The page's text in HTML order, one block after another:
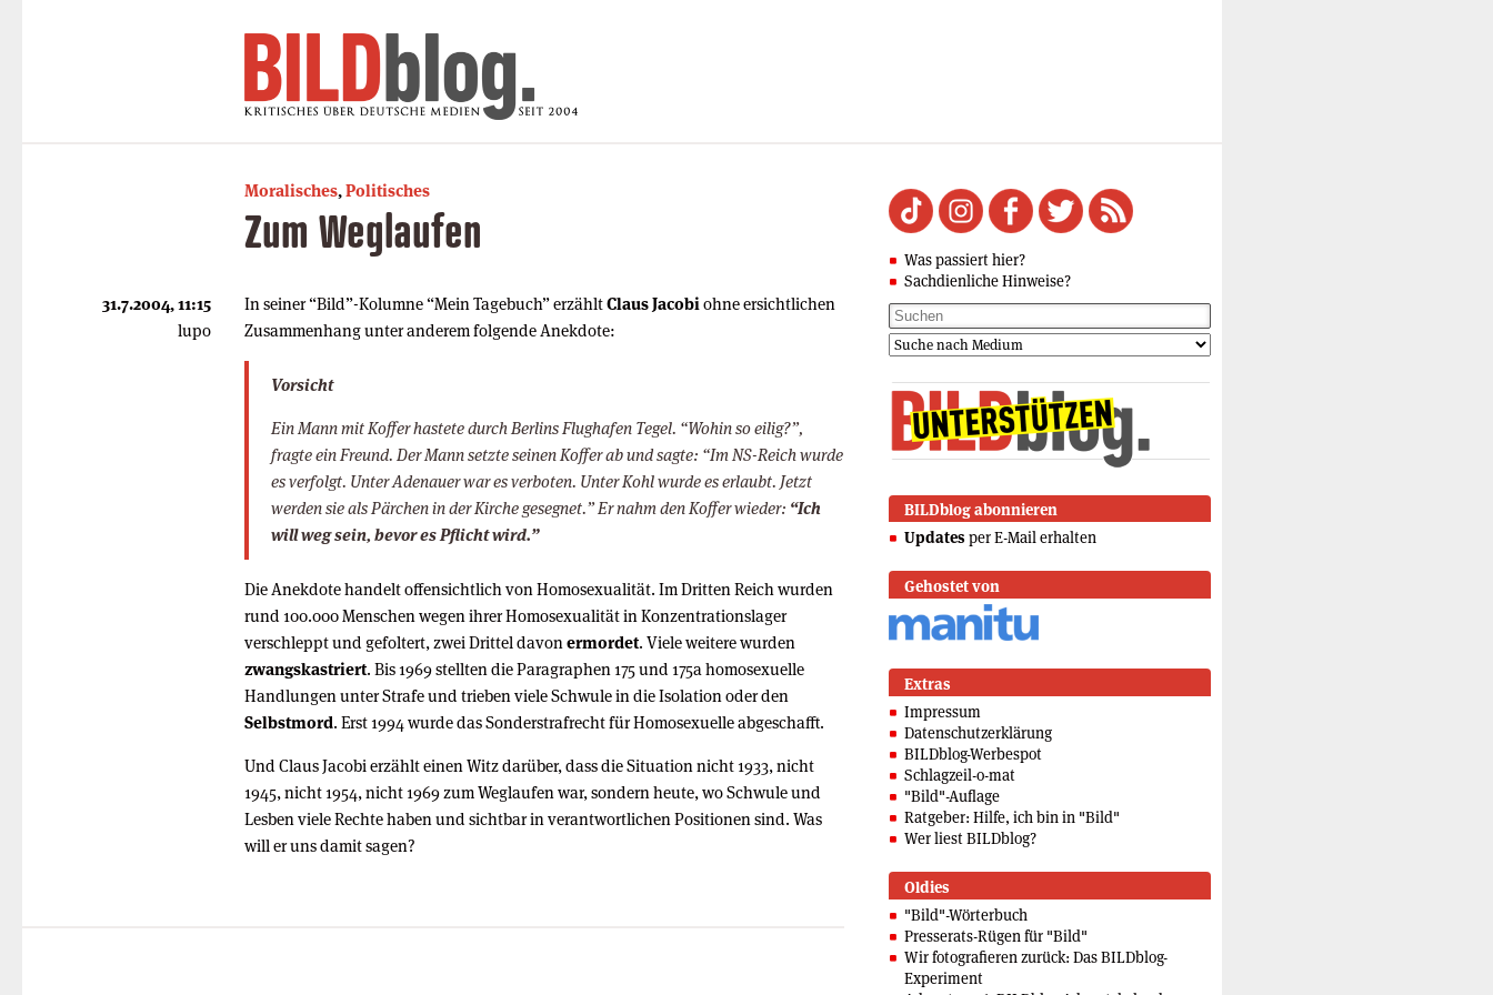
Moralisches,Politisches
Zum Weglaufen
In seiner “Bild”-Kolumne “Mein Tagebuch” erzähltClaus Jacobi ohne ersichtlichen
Zusammenhang unter anderem folgende Anekdote:
Vorsicht
Ein Mann mit Koffer hastete durch Berlins Flughafen Tegel. “Wohin so eilig?”,
fragte ein Freund. Der Mann setzte seinen Koffer ab und sagte: “Im NS-Reich wurde
es verfolgt. Unter Adenauer war es verboten. Unter Kohl wurde es erlaubt. Jetzt
werden sie als Pärchen in der Kirche gesegnet.” Er nahm den Koffer wieder: “Ich
will weg sein, bevor es Pflicht wird.”
Die Anekdote handelt offensichtlich von Homosexualität. Im Dritten Reich wurden
rund 100.000 Menschen wegen ihrer Homosexualität in Konzentrationslager
verschleppt und gefoltert, zwei Drittel davon ermordet. Viele weitere wurden
zwangskastriert. Bis 1969 stellten die Paragraphen 175 und 175a homosexuelle
Handlungen unter Strafe und trieben viele Schwule in die Isolation oder den
Selbstmord. Erst 1994 wurde das Sonderstrafrecht für Homosexuelle abgeschafft.
Und Claus Jacobi erzählt einen Witz darüber, dass die Situation nicht 1933, nicht
1945, nicht 1954, nicht 1969 zum Weglaufen war, sondern heute, wo Schwule und
Lesben viele Rechte haben und sichtbar in verantwortlichen Positionen sind. Was
will er uns damit sagen?
31.7.2004, 11:15
lupo
Was passiert hier?
Sachdienliche Hinweise?
BILDblog abonnieren
Updates per E-Mail erhalten
Gehostet von
Extras
Impressum
Datenschutzerklärung
BILDblog-Werbespot
Schlagzeil-o-mat
"Bild"-Auflage
Ratgeber: Hilfe, ich bin in "Bild"
Wer liest BILDblog?
Oldies
"Bild"-Wörterbuch
Presserats-Rügen für "Bild"
Wir fotografieren zurück: Das BILDblog-
Experiment